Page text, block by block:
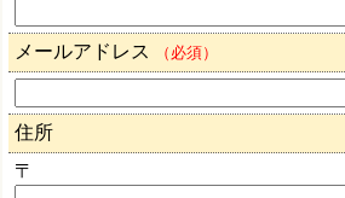
メールアドレス （必須）
住所
〒